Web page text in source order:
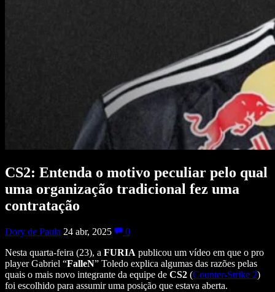
CS2: Entenda o motivo peculiar pelo qual
uma organização tradicional fez uma
contratação
Dory de Paula 24 abr, 2025
0
Nesta quarta-feira (23), a FURIA publicou um vídeo em que o pro
player Gabriel “FalleN” Toledo explica algumas das razões pelas
quais o mais novo integrante da equipe de CS2 (Counter-Strike 2)
foi escolhido para assumir uma posição que estava aberta.